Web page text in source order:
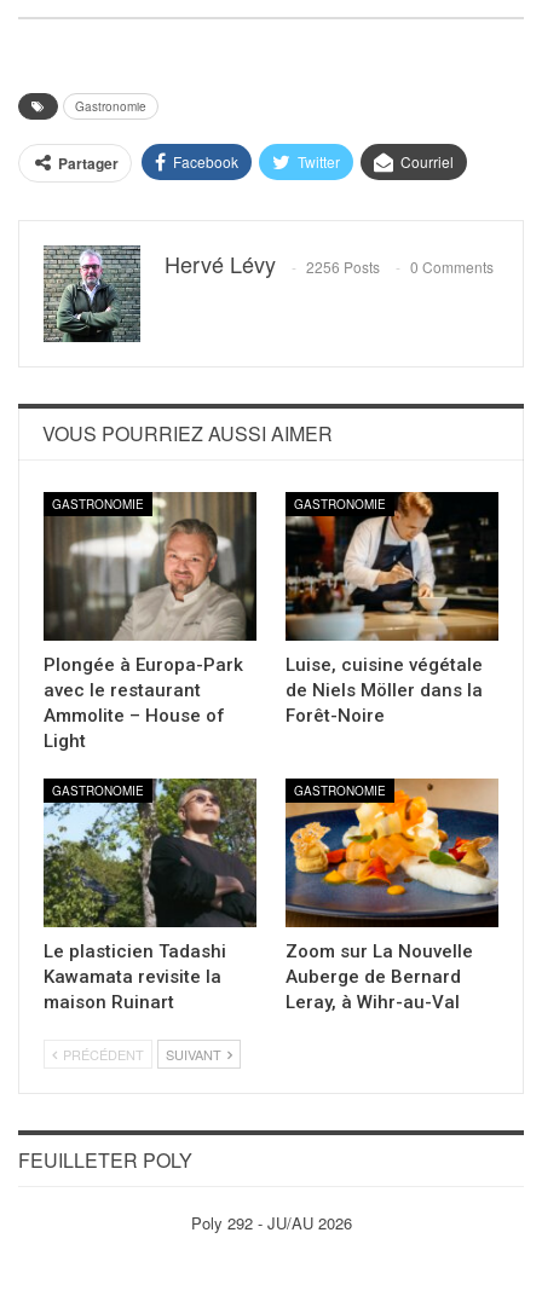
Gastronomie
Partager Facebook Twitter Courriel
Hervé Lévy 2256 Posts 0 Comments
VOUS POURRIEZ AUSSI AIMER
GASTRONOMIE
Plongée à Europa-Park
avec le restaurant
Ammolite – House of
Light
GASTRONOMIE
Luise, cuisine végétale
de Niels Möller dans la
Forêt-Noire
GASTRONOMIE
Le plasticien Tadashi
Kawamata revisite la
maison Ruinart
GASTRONOMIE
Zoom sur La Nouvelle
Auberge de Bernard
Leray, à Wihr-au-Val
PRÉCÉDENT SUIVANT
FEUILLETER POLY
Poly 292 - JU/AU 2026